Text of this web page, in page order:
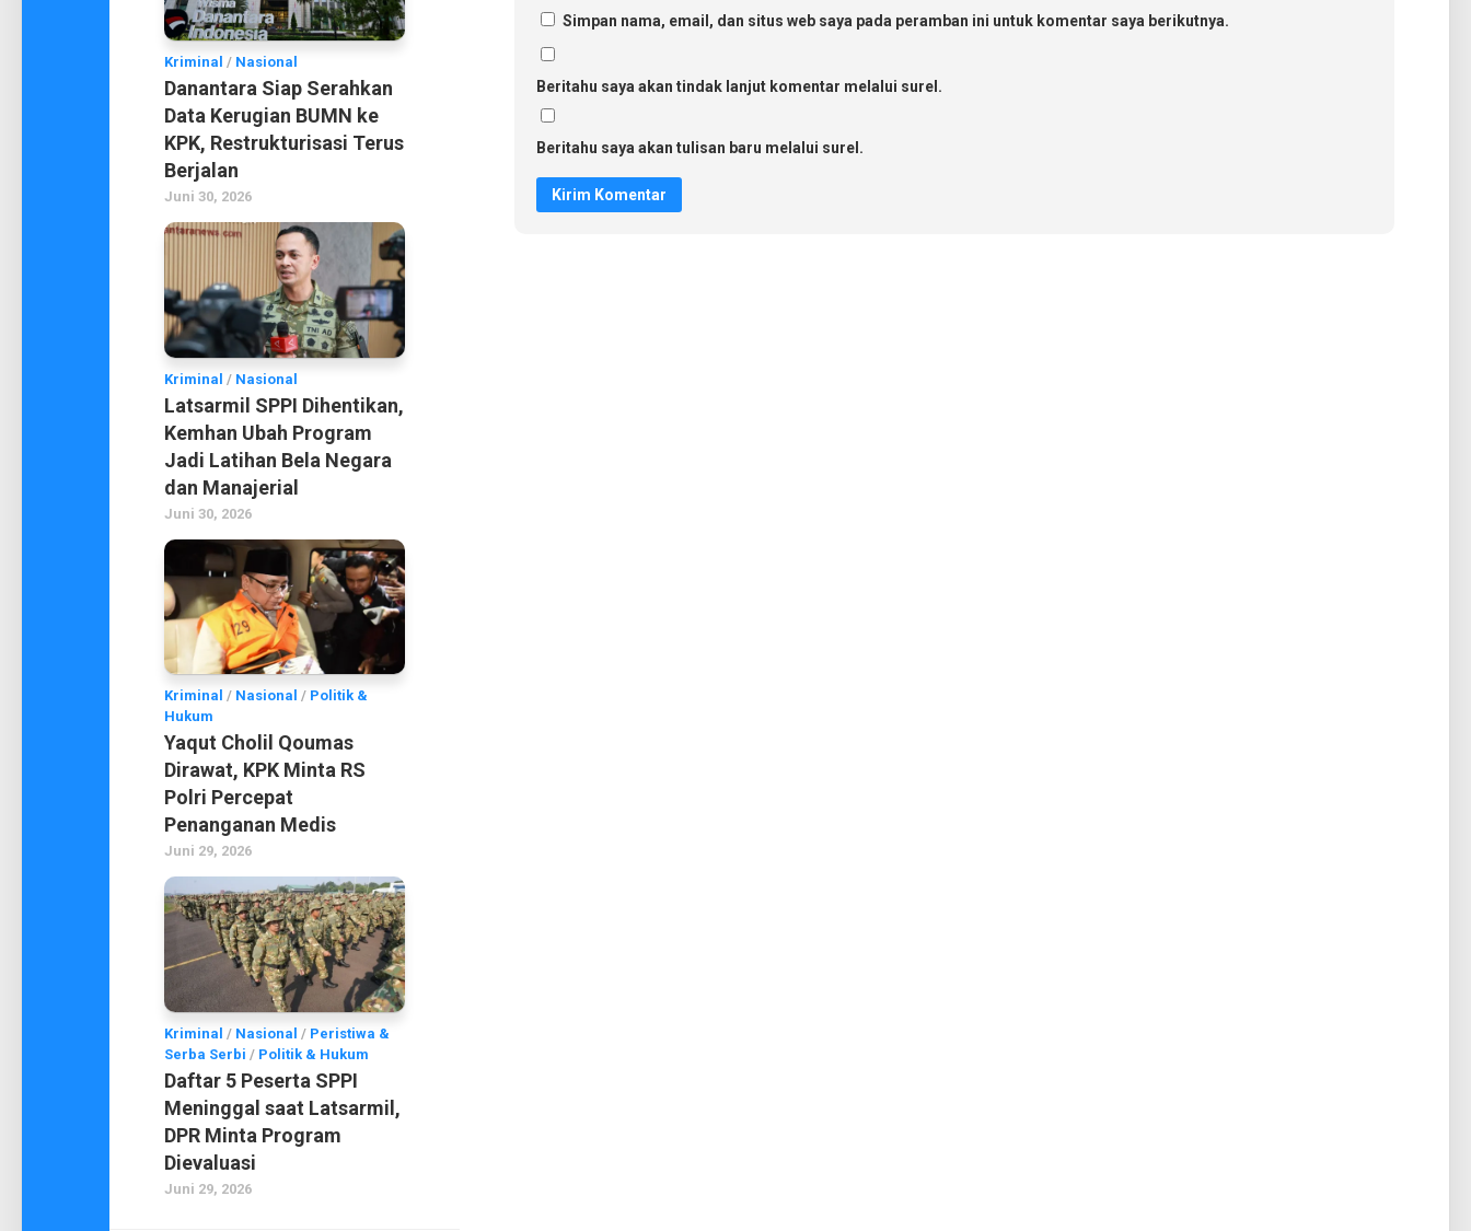
Simpan nama, email, dan situs web saya pada peramban ini untuk komentar saya berikutnya.
Beritahu saya akan tindak lanjut komentar melalui surel.
Beritahu saya akan tulisan baru melalui surel.
Kriminal / Nasional
Danantara Siap Serahkan
Data Kerugian BUMN ke
KPK, Restrukturisasi Terus
Berjalan
Juni 30, 2026
Kriminal / Nasional
Latsarmil SPPI Dihentikan,
Kemhan Ubah Program
Jadi Latihan Bela Negara
dan Manajerial
Juni 30, 2026
Kriminal / Nasional / Politik &
Hukum
Yaqut Cholil Qoumas
Dirawat, KPK Minta RS
Polri Percepat
Penanganan Medis
Juni 29, 2026
Kriminal / Nasional / Peristiwa &
Serba Serbi / Politik & Hukum
Daftar 5 Peserta SPPI
Meninggal saat Latsarmil,
DPR Minta Program
Dievaluasi
Juni 29, 2026